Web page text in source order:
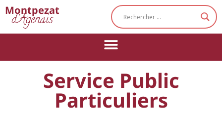
Montpezat
d'Agenais
Service Public
Particuliers
Cookies management panel